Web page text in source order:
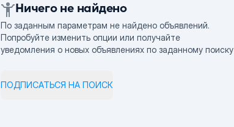
Ничего не найдено
По заданным параметрам не найдено объявлений.
Попробуйте изменить опции или получайте
уведомления о новых объявлениях по заданному поиску
ПОДПИСАТЬСЯ НА ПОИСК